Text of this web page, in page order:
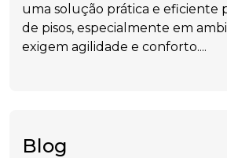
uma solução prática e eficiente
de pisos, especialmente em
exigem agilidade e conforto....
Blog